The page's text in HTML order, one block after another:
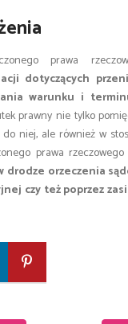
prawa
dotyczących
warunku i
prawny nie tylko
niej, ale również w
prawa
orzeczenia
czy też poprzez